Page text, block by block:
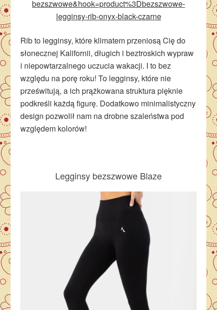
bezszwowe&hook=product%3Dbezszwowe-
legginsy-rib-onyx-black-czarne
Rib to legginsy, które klimatem przeniosą Cię do
słonecznej Kalifornii, długich i beztroskich wypraw
i niepowtarzalnego uczucia wakacji. I to bez
względu na porę roku! To legginsy, które nie
prześwitują, a ich prążkowana struktura pięknie
podkreśli każdą figurę. Dodatkowo minimalistyczny
design pozwolił nam na drobne szaleństwa pod
względem kolorów!
Legginsy bezszwowe Blaze